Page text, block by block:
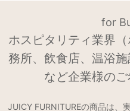
for
ホスピタリティ業界
務所、飲食店、温浴
など企業様の
JUICY FURNITUREの商品は、